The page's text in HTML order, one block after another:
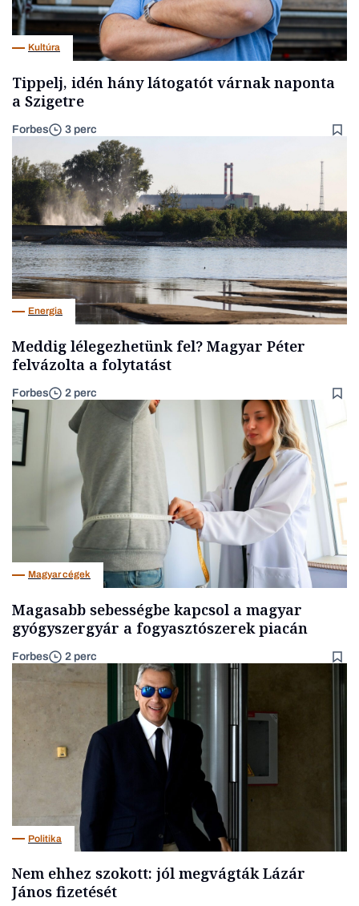
Kultúra
Tippelj, idén hány látogatót várnak naponta
a Szigetre
Forbes 3 perc
Energia
Meddig lélegezhetünk fel? Magyar Péter
felvázolta a folytatást
Forbes 2 perc
Magyar cégek
Magasabb sebességbe kapcsol a magyar
gyógyszergyár a fogyasztószerek piacán
Forbes 2 perc
Politika
Nem ehhez szokott: jól megvágták Lázár
János fizetését